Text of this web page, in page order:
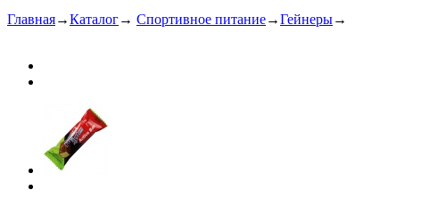
Главная→Каталог→ Спортивное питание→Гейнеры→